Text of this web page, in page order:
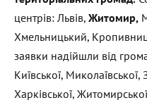
центрів: Львів, Житомир,
Хмельницький,
заявки надійшли від
Київської, Миколаївської,
Харківської,